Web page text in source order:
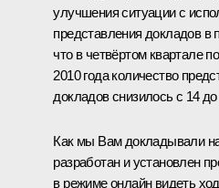
улучшения ситуации с
представления докладов
что в четвёртом квартале
2010 года количество
докладов снизилось с 14
Как мы Вам докладывали
разработан и установлен
в режиме онлайн видеть